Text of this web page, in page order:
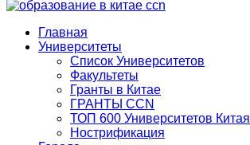
Главная
Университеты
Список Университетов
Факультеты
Гранты в Китае
ГРАНТЫ ССN
ТОП 600 Университетов Китая
Нострификация